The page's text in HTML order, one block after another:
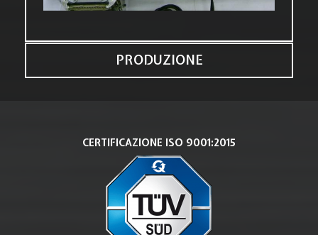
PRODUZIONE
CERTIFICAZIONE ISO 9001:2015